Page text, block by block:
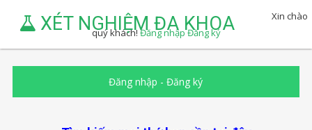
XÉT NGHIỆM ĐA KHOA
Xin chào
quý khách!Đăng nhậpĐăng ký
Đăng nhập -Đăng ký